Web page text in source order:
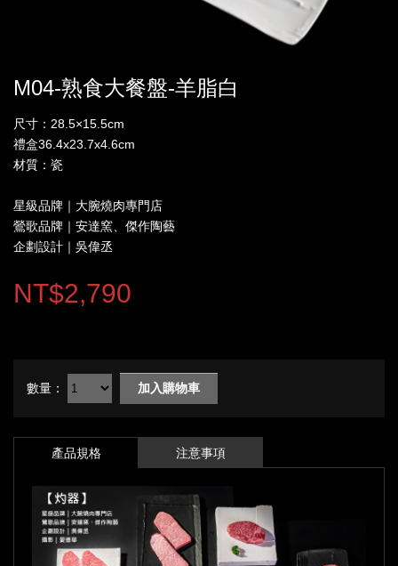
M04-熟食大餐盤-羊脂白
尺寸：28.5×15.5cm
禮盒36.4x23.7x4.6cm
材質：瓷
星級品牌｜大腕燒肉專門店
鶯歌品牌｜安達窯、傑作陶藝
企劃設計｜吳偉丞
NT$2,790
數量： 加入購物車
產品規格 注意事項